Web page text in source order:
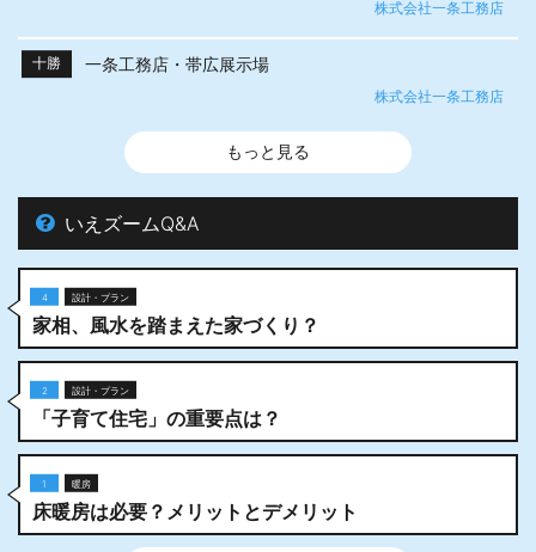
株式会社一条工務店
十勝 一条工務店・帯広展示場
株式会社一条工務店
もっと見る
いえズームQ&A
4 設計・プラン
家相、風水を踏まえた家づくり？
2 設計・プラン
「子育て住宅」の重要点は？
1 暖房
床暖房は必要？メリットとデメリット